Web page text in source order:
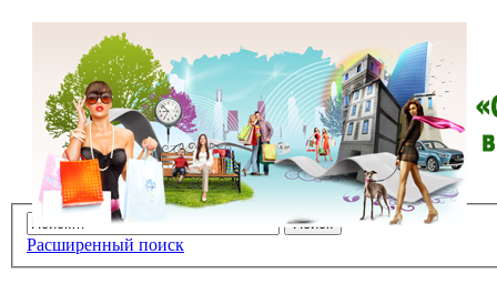
Расширенный поиск